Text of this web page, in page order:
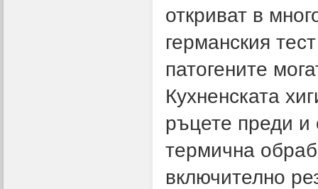
откриват в
германския
патогените
Кухненската
ръцете преди и
термична
включително